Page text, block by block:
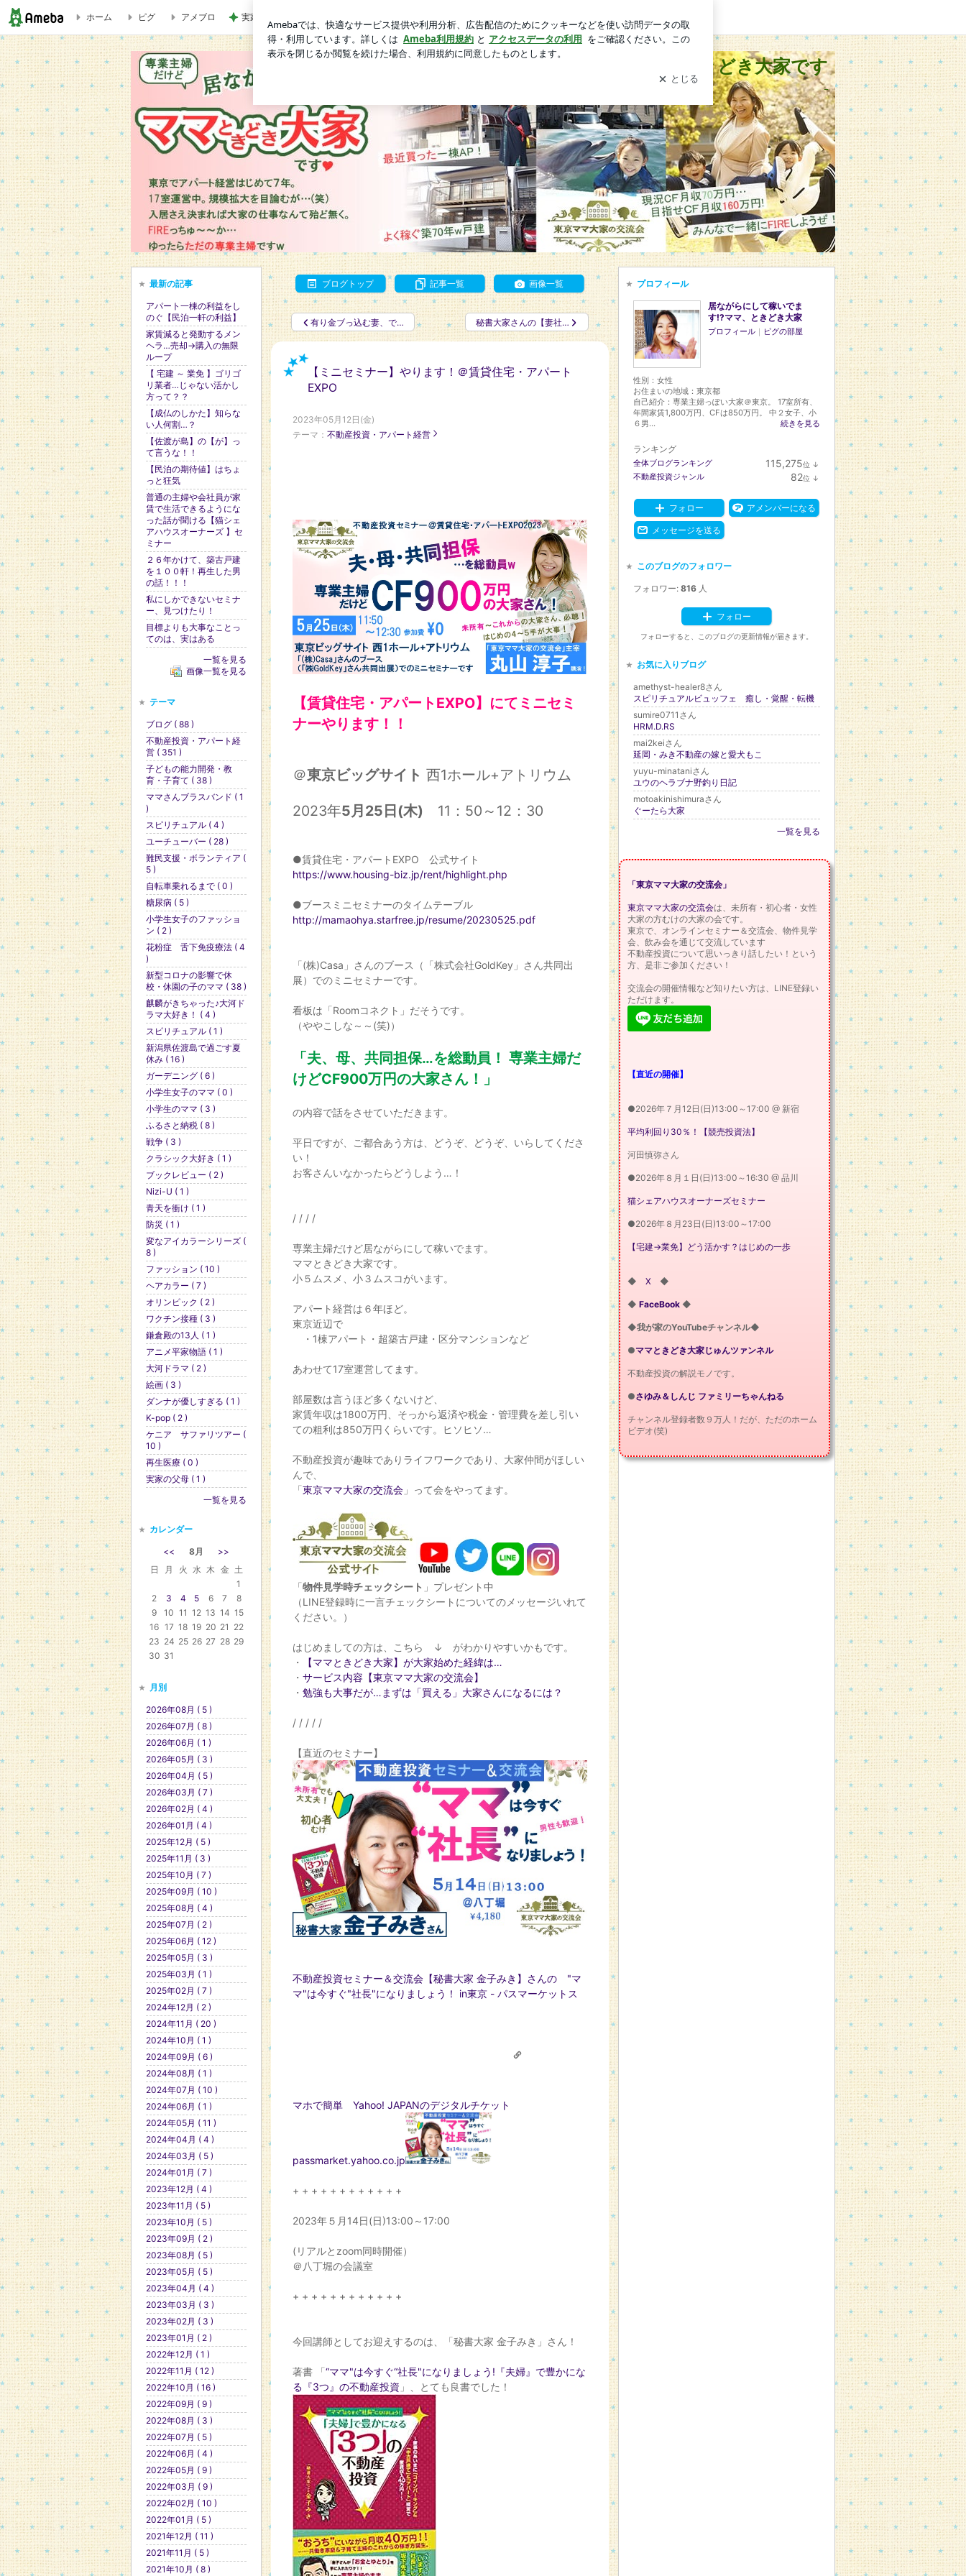
【ミニセミナー】やります！＠賃貸住宅・アパートEXPO | 居ながらにして稼いでます!?ママときどき大家です
ホーム ピグ アメブロ 実家の資産を狙う親子と婚約解消 ログイン
居ながらにして稼いでます!?ママときどき大家です
_
ブログトップ 記事一覧 画像一覧
有り金ブっ込む妻、で… 秘書大家さんの【妻社…
【ミニセミナー】やります！＠賃貸住宅・アパート
EXPO
2023年05月12日(金)
テーマ： 不動産投資・アパート経営
【賃貸住宅・アパートEXPO】にてミニセミ
ナーやります！！
＠東京ビッグサイト 西1ホール+アトリウム
2023年5月25日(木) 11：50～12：30
●賃貸住宅・アパートEXPO 公式サイト
https://www.housing-biz.jp/rent/highlight.php
●ブースミニセミナーのタイムテーブル
http://mamaohya.starfree.jp/resume/20230525.pdf
「(株)Casa」さんのブース（「株式会社GoldKey」さん共同出
展）でのミニセミナーです。
看板は「Roomコネクト」だそうです。
（ややこしな～～(笑)）
「夫、母、共同担保…を総動員！ 専業主婦だ
けどCF900万円の大家さん！」
の内容で話をさせていただきます。
平日ですが、ご都合あう方は、どうぞ、どうぞ、いらしてくださ
い！
お客さんいなかったらどうしよう…！
/ / / /
専業主婦だけど居ながらにして稼いでます。
ママときどき大家です。
小５ムスメ、小３ムスコがいます。
アパート経営は６年ほど。
東京近辺で
・1棟アパート・超築古戸建・区分マンションなど
あわせて17室運営してます。
部屋数は言うほど多くないけど、
家賃年収は1800万円、そっから返済や税金・管理費を差し引い
ての粗利は850万円くらいです。ヒソヒソ…
不動産投資が趣味でありライフワークであり、大家仲間がほしい
んで、
「東京ママ大家の交流会 」って会をやってます。
「物件見学時チェックシート 」プレゼント中
（LINE登録時に一言チェックシートについてのメッセージいれて
ください。）
はじめましての方は、こちら ↓ がわかりやすいかもです。
・
【ママときどき大家】が大家始めた経緯は…
・ サービス内容【東京ママ大家の交流会】
・ 勉強も大事だが…まずは「買える」大家さんになるには？
/ / / / /
【直近のセミナー】
不動産投資セミナー＆交流会【秘書大家 金子みき】さんの "マ
マ"は今すぐ"社長"になりましょう！ in東京 - パスマーケットス
マホで簡単 Yahoo! JAPANのデジタルチケット
passmarket.yahoo.co.jp
+ + + + + + + + + + + +
2023年５月14日(日)13:00～17:00
(リアルとzoom同時開催）
＠八丁堀の会議室
+ + + + + + + + + + + +
今回講師としてお迎えするのは、「秘書大家 金子みき」さん！
著書 「“ママ"は今すぐ“社長"になりましょう!『夫婦』で豊かにな
る『3つ』の不動産投資 」、とても良書でした！
プロフィール
居ながらにして稼いでま
す⁉ママ、ときどき大家
プロフィール ｜ ピグの部屋
性別： 女性
お住まいの地域： 東京都
自己紹介：専業主婦っぽい大家＠東京。 17室所有、
年間家賃1,800万円、CFは850万円。 中２女子、小
６男...
続きを見る
ランキング
全体ブログランキング 115,275位 ↓
不動産投資ジャンル 82位 ↓
フォロー アメンバーになる
メッセージを送る
このブログのフォロワー
フォロワー: 816 人
フォロー
フォローすると、このブログの更新情報が届きます。
お気に入りブログ
amethyst-healer8さん
スピリチュアルビュッフェ 癒し・覚醒・転機
sumire0711さん
HRM.D.RS
mai2keiさん
延岡・みき不動産の嫁と愛犬もこ
yuyu-minataniさん
ユウのヘラブナ野釣り日記
motoakinishimuraさん
ぐーたら大家
一覧を見る
「東京ママ大家の交流会」
東京ママ大家の交流会は、未所有・初心者・女性
大家の方むけの大家の会です。
東京で、オンラインセミナー＆交流会、物件見学
会、飲み会を通じて交流しています
不動産投資について思いっきり話したい！という
方、是非ご参加ください！
交流会の開催情報など知りたい方は、LINE登録い
ただけます。
【直近の開催】
●2026年７月12日(日)13:00～17:00 @ 新宿
平均利回り30％！【競売投資法】
河田慎弥さん
●2026年８月１日(日)13:00～16:30 @ 品川
猫シェアハウスオーナーズセミナー
●2026年８月23日(日)13:00～17:00
【宅建→業免】どう活かす？はじめの一歩
◆ Ⅹ ◆
◆ FaceBook ◆
◆我が家のYouTubeチャンネル◆
●ママときどき大家じゅんツァンネル
不動産投資の解説モノです。
●さゆみ＆しんじ ファミリーちゃんねる
チャンネル登録者数９万人！だが、ただのホーム
ビデオ(笑)
最新の記事
アパート一棟の利益をし
のぐ【民泊一軒の利益】
家賃減ると発動するメン
ヘラ…売却→購入の無限
ループ
【 宅建 ～ 業免 】ゴリゴ
リ業者…じゃない活かし
方って？？
【成仏のしかた】知らな
い人何割…？
【佐渡が島】の【が】っ
て言うな！！
【民泊の期待値】はちょ
っと狂気
普通の主婦や会社員が家
賃で生活できるようにな
った話が聞ける【猫シェ
アハウスオーナーズ 】セ
ミナー
２６年かけて、築古戸建
を１００軒！再生した男
の話！！！
私にしかできないセミナ
ー、見つけたり！
目標よりも大事なことっ
てのは、実はある
一覧を見る
画像一覧を見る
テーマ
ブログ ( 88 )
不動産投資・アパート経
営 ( 351 )
子どもの能力開発・教
育・子育て ( 38 )
ママさんブラスバンド ( 1
)
スピリチュアル ( 4 )
ユーチューバー ( 28 )
難民支援・ボランティア (
5 )
自転車乗れるまで ( 0 )
糖尿病 ( 5 )
小学生女子のファッショ
ン ( 2 )
花粉症 舌下免疫療法 ( 4
)
新型コロナの影響で休
校・休園の子のママ ( 38 )
麒麟がきちゃった♪大河ド
ラマ大好き！ ( 4 )
スピリチュアル ( 1 )
新潟県佐渡島で過ごす夏
休み ( 16 )
ガーデニング ( 6 )
小学生女子のママ ( 0 )
小学生のママ ( 3 )
ふるさと納税 ( 8 )
戦争 ( 3 )
クラシック大好き ( 1 )
ブックレビュー ( 2 )
Nizi-U ( 1 )
青天を衝け ( 1 )
防災 ( 1 )
変なアイカラーシリーズ (
8 )
ファッション ( 10 )
ヘアカラー ( 7 )
オリンピック ( 2 )
ワクチン接種 ( 3 )
鎌倉殿の13人 ( 1 )
アニメ平家物語 ( 1 )
大河ドラマ ( 2 )
絵画 ( 3 )
ダンナが優しすぎる ( 1 )
K-pop ( 2 )
ケニア サファリツアー (
10 )
再生医療 ( 0 )
実家の父母 ( 1 )
一覧を見る
カレンダー
<< 8月
>>
日
月 火 水 木 金 土
1
2
3 4 5 6 7
8
9
10 11 12 13 14 15
16 17 18 19 20 21 22
23 24 25 26 27 28 29
30 31
月別
2026年08月 ( 5 )
2026年07月 ( 8 )
2026年06月 ( 1 )
2026年05月 ( 3 )
2026年04月 ( 5 )
2026年03月 ( 7 )
2026年02月 ( 4 )
2026年01月 ( 4 )
2025年12月 ( 5 )
2025年11月 ( 3 )
2025年10月 ( 7 )
2025年09月 ( 10 )
2025年08月 ( 4 )
2025年07月 ( 2 )
2025年06月 ( 12 )
2025年05月 ( 3 )
2025年03月 ( 1 )
2025年02月 ( 7 )
2024年12月 ( 2 )
2024年11月 ( 20 )
2024年10月 ( 1 )
2024年09月 ( 6 )
2024年08月 ( 1 )
2024年07月 ( 10 )
2024年06月 ( 1 )
2024年05月 ( 11 )
2024年04月 ( 4 )
2024年03月 ( 5 )
2024年01月 ( 7 )
2023年12月 ( 4 )
2023年11月 ( 5 )
2023年10月 ( 5 )
2023年09月 ( 2 )
2023年08月 ( 5 )
2023年05月 ( 5 )
2023年04月 ( 4 )
2023年03月 ( 3 )
2023年02月 ( 3 )
2023年01月 ( 2 )
2022年12月 ( 1 )
2022年11月 ( 12 )
2022年10月 ( 16 )
2022年09月 ( 9 )
2022年08月 ( 3 )
2022年07月 ( 5 )
2022年06月 ( 4 )
2022年05月 ( 9 )
2022年03月 ( 9 )
2022年02月 ( 10 )
2022年01月 ( 5 )
2021年12月 ( 11 )
2021年11月 ( 5 )
2021年10月 ( 8 )